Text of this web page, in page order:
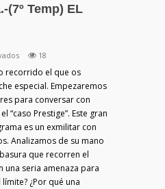
(7º Temp) EL
en
La
otra
mirada.-
(7º
Temp)
EL
ENTE
18
recorrido el que os
especial. Empezaremos
para conversar con
“caso Prestige”. Este gran
es un exmilitar con
Analizamos de su mano
que recorren el
una seria amenaza para
¿Por qué una